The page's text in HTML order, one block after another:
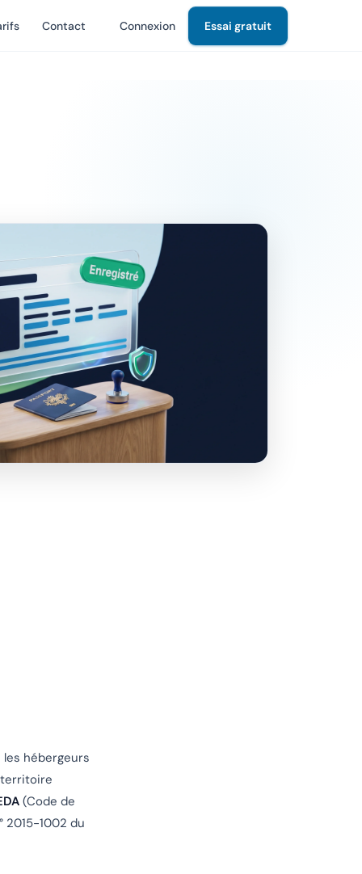
Contact Connexion Essai gratuit
les hébergeurs
territoire
(Code de
2015-1002 du